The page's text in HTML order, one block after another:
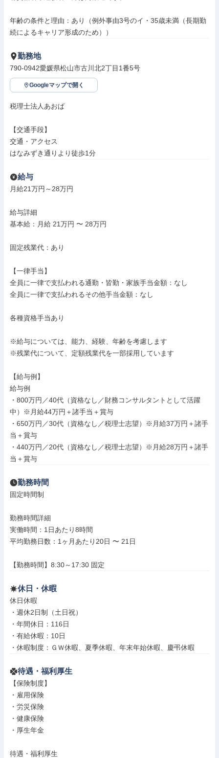
年齢の条件と理由：あり（例外事由3号のイ・35歳未満（長期勤
続によるキャリア形成のため））
勤務地
790-0942愛媛県松山市古川北2丁目1番5号
Googleマップで開く
税理士法人あおば
【交通手段】
交通・アクセス
はなみずき通りより徒歩1分
給与
月給21万円～28万円
給与詳細
基本給：月給 21万円 〜 28万円
固定残業代：あり
【一律手当】
全員に一律で支払われる通勤・皆勤・家族手当金額：なし
全員に一律で支払われるその他手当金額：なし
各種資格手当あり
※給与については、能力、経験、年齢を考慮します
※残業代について、定額残業代を一部採用しています
【給与例】
給与例
・800万円／40代（資格なし／財務コンサルタントとして活躍
中）※月給44万円＋諸手当＋賞与
・650万円／30代（資格なし／税理士志望）※月給37万円＋諸手
当＋賞与
・440万円／20代（資格なし／税理士志望）※月給28万円＋諸手
当＋賞与
勤務時間
固定時間制
勤務時間詳細
実働時間：1日あたり8時間
平均勤務日数：1ヶ月あたり20日 〜 21日
【勤務時間】8:30～17:30 固定
休日・休暇
休日休暇
・週休2日制（土日祝）
・年間休日：116日
・有給休暇：10日
・休暇制度：ＧＷ休暇、夏季休暇、年末年始休暇、慶弔休暇
待遇・福利厚生
【保険制度】
・雇用保険
・労災保険
・健康保険
・厚生年金
待遇・福利厚生